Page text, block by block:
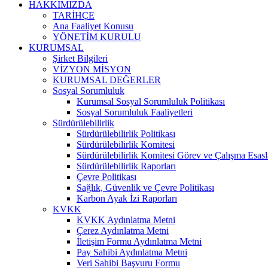
HAKKIMIZDA
TARİHÇE
Ana Faaliyet Konusu
YÖNETİM KURULU
KURUMSAL
Şirket Bilgileri
VİZYON MİSYON
KURUMSAL DEĞERLER
Sosyal Sorumluluk
Kurumsal Sosyal Sorumluluk Politikası
Sosyal Sorumluluk Faaliyetleri
Sürdürülebilirlik
Sürdürülebilirlik Politikası
Sürdürülebilirlik Komitesi
Sürdürülebilirlik Komitesi Görev ve Çalışma
Sürdürülebilirlik Raporları
Çevre Politikası
Sağlık, Güvenlik ve Çevre Politikası
Karbon Ayak İzi Raporları
KVKK
KVKK Aydınlatma Metni
Çerez Aydınlatma Metni
İletişim Formu Aydınlatma Metni
Pay Sahibi Aydınlatma Metni
Veri Sahibi Başvuru Formu